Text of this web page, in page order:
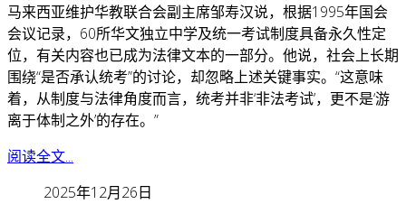
马来西亚维护华教联合会副主席邹寿汉说，根据1995年国会
会议记录，60所华文独立中学及统一考试制度具备永久性定
位，有关内容也已成为法律文本的一部分。 他说，社会上长期
围绕“是否承认统考”的讨论，却忽略上述关键事实。 “这意味
着，从制度与法律角度而言，统考并非‘非法考试’，更不是‘游
离于体制之外’的存在。”
阅读全文...
2025年12月26日